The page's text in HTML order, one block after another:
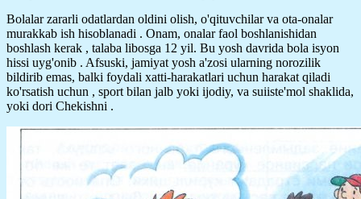
Bolalar zararli odatlardan oldini olish, o'qituvchilar va ota-onalar
murakkab ish hisoblanadi . Onam, onalar faol boshlanishidan
boshlash kerak , talaba libosga 12 yil. Bu yosh davrida bola isyon
hissi uyg'onib . Afsuski, jamiyat yosh a'zosi ularning norozilik
bildirib emas, balki foydali xatti-harakatlari uchun harakat qiladi
ko'rsatish uchun , sport bilan jalb yoki ijodiy, va suiiste'mol shaklida,
yoki dori Chekishni .